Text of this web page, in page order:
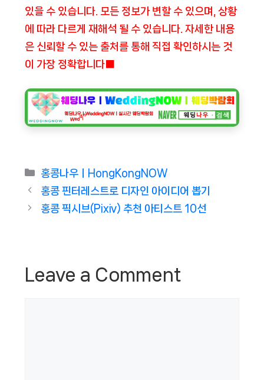
있을 수 있습니다. 모든 정보가 변할 수 있으며, 상황
에 따라 다르게 재해석 될 수 있습니다. 자세한 내용
은 신뢰할 수 있는 출처를 통해 직접 확인하시는 것
이 가장 정확합니다■
Categories
홍콩나우ㅣHongKongNOW
홍콩 핀터레스트로 디자인 아이디어 뽑기
홍콩 픽시브(Pixiv) 추천 아티스트 10선
Leave a Comment